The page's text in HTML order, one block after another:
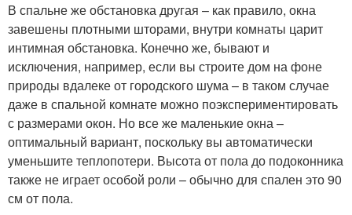
В спальне же обстановка другая – как правило, окна
завешены плотными шторами, внутри комнаты царит
интимная обстановка. Конечно же, бывают и
исключения, например, если вы строите дом на фоне
природы вдалеке от городского шума – в таком случае
даже в спальной комнате можно поэкспериментировать
с размерами окон. Но все же маленькие окна –
оптимальный вариант, поскольку вы автоматически
уменьшите теплопотери. Высота от пола до подоконника
также не играет особой роли – обычно для спален это 90
см от пола.